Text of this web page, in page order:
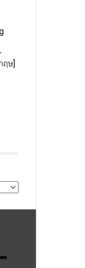
ฤษ]